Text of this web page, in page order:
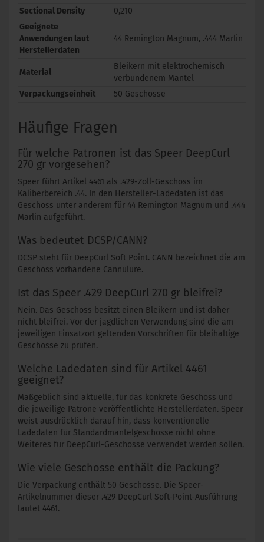
Sectional Density
0,210
Geeignete
Anwendungen laut
Herstellerdaten
44 Remington Magnum, .444 Marlin
Material
Bleikern mit elektrochemisch
verbundenem Mantel
Verpackungseinheit
50 Geschosse
Häufige Fragen
Für welche Patronen ist das Speer DeepCurl
270 gr vorgesehen?
Speer führt Artikel 4461 als .429-Zoll-Geschoss im
Kaliberbereich .44. In den Hersteller-Ladedaten ist das
Geschoss unter anderem für 44 Remington Magnum und .444
Marlin aufgeführt.
Was bedeutet DCSP/CANN?
DCSP steht für DeepCurl Soft Point. CANN bezeichnet die am
Geschoss vorhandene Cannulure.
Ist das Speer .429 DeepCurl 270 gr bleifrei?
Nein. Das Geschoss besitzt einen Bleikern und ist daher
nicht bleifrei. Vor der jagdlichen Verwendung sind die am
jeweiligen Einsatzort geltenden Vorschriften für bleihaltige
Geschosse zu prüfen.
Welche Ladedaten sind für Artikel 4461
geeignet?
Maßgeblich sind aktuelle, für das konkrete Geschoss und
die jeweilige Patrone veröffentlichte Herstellerdaten. Speer
weist ausdrücklich darauf hin, dass konventionelle
Ladedaten für Standardmantelgeschosse nicht ohne
Weiteres für DeepCurl-Geschosse verwendet werden sollen.
Wie viele Geschosse enthält die Packung?
Die Verpackung enthält 50 Geschosse. Die Speer-
Artikelnummer dieser .429 DeepCurl Soft-Point-Ausführung
lautet 4461.